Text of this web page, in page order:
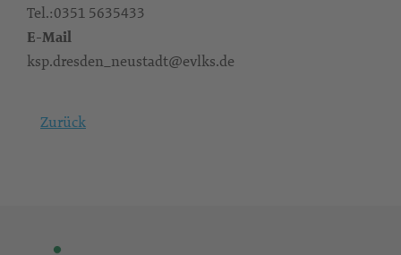
Tel.:0351 5635433
E-Mail
ksp.dresden_neustadt@evlks.de
Zurück